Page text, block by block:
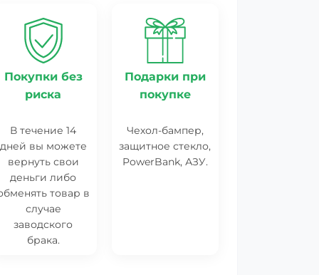
Покупки без
риска
В течение 14
дней вы можете
вернуть свои
деньги либо
товар в
случае
заводского
брака.
Подарки при
покупке
Чехол-бампер,
защитное стекло,
PowerBank, АЗУ.